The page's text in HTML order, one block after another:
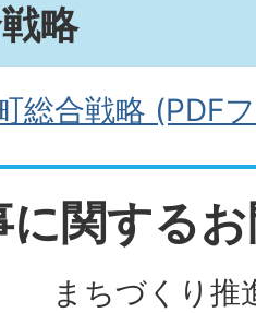
略
総合戦略 (PDF
に関する
まちづくり推